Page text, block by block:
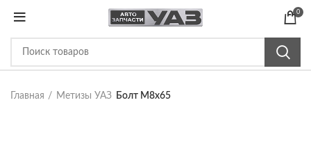
0
Главная Метизы УАЗ Болт М8х65